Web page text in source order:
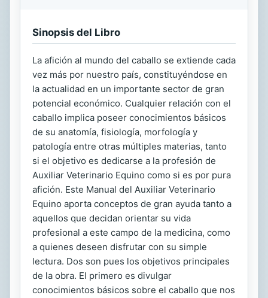
Sinopsis del Libro
La afición al mundo del caballo se extiende cada
vez más por nuestro país, constituyéndose en
la actualidad en un importante sector de gran
potencial económico. Cualquier relación con el
caballo implica poseer conocimientos básicos
de su anatomía, fisiología, morfología y
patología entre otras múltiples materias, tanto
si el objetivo es dedicarse a la profesión de
Auxiliar Veterinario Equino como si es por pura
afición. Este Manual del Auxiliar Veterinario
Equino aporta conceptos de gran ayuda tanto a
aquellos que decidan orientar su vida
profesional a este campo de la medicina, como
a quienes deseen disfrutar con su simple
lectura. Dos son pues los objetivos principales
de la obra. El primero es divulgar
conocimientos básicos sobre el caballo que nos